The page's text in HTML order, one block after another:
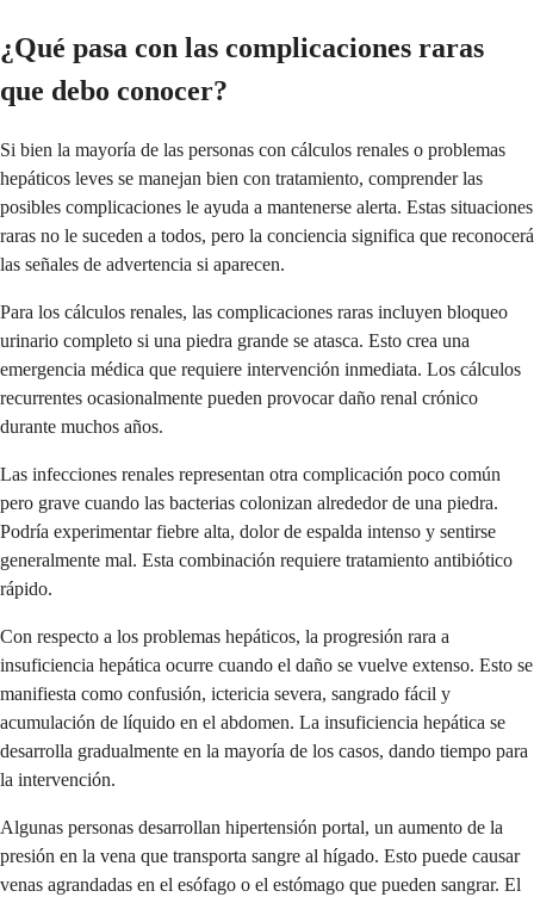
¿Qué pasa con las complicaciones raras
que debo conocer?
Si bien la mayoría de las personas con cálculos renales o problemas
hepáticos leves se manejan bien con tratamiento, comprender las
posibles complicaciones le ayuda a mantenerse alerta. Estas situaciones
raras no le suceden a todos, pero la conciencia significa que reconocerá
las señales de advertencia si aparecen.
Para los cálculos renales, las complicaciones raras incluyen bloqueo
urinario completo si una piedra grande se atasca. Esto crea una
emergencia médica que requiere intervención inmediata. Los cálculos
recurrentes ocasionalmente pueden provocar daño renal crónico
durante muchos años.
Las infecciones renales representan otra complicación poco común
pero grave cuando las bacterias colonizan alrededor de una piedra.
Podría experimentar fiebre alta, dolor de espalda intenso y sentirse
generalmente mal. Esta combinación requiere tratamiento antibiótico
rápido.
Con respecto a los problemas hepáticos, la progresión rara a
insuficiencia hepática ocurre cuando el daño se vuelve extenso. Esto se
manifiesta como confusión, ictericia severa, sangrado fácil y
acumulación de líquido en el abdomen. La insuficiencia hepática se
desarrolla gradualmente en la mayoría de los casos, dando tiempo para
la intervención.
Algunas personas desarrollan hipertensión portal, un aumento de la
presión en la vena que transporta sangre al hígado. Esto puede causar
venas agrandadas en el esófago o el estómago que pueden sangrar. El